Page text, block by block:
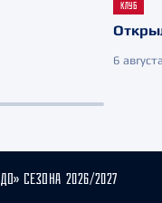
КЛУБ
6
СЕЗОНА 2026/2027